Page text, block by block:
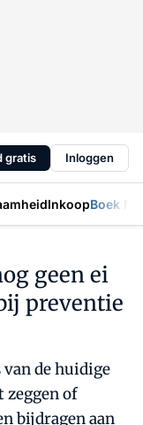
gratis Inloggen
InkoopBoek
geen ei
preventie
van de huidige
zeggen of
bijdragen aan